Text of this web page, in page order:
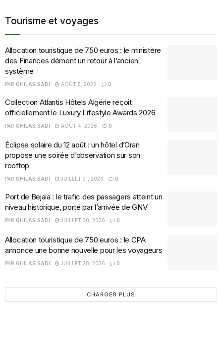
Tourisme et voyages
Allocation touristique de 750 euros : le ministère
des Finances dément un retour à l’ancien
système
PAR GHILAS SADI AOÛT 5, 2026 0
Collection Atlantis Hôtels Algérie reçoit
officiellement le Luxury Lifestyle Awards 2026
PAR GHILAS SADI AOÛT 4, 2026 0
Éclipse solaire du 12 août : un hôtel d’Oran
propose une soirée d’observation sur son
rooftop
PAR GHILAS SADI JUILLET 31, 2026 0
Port de Bejaia : le trafic des passagers atteint un
niveau historique, porté par l’arrivée de GNV
PAR GHILAS SADI JUILLET 28, 2026 0
Allocation touristique de 750 euros : le CPA
annonce une bonne nouvelle pour les voyageurs
PAR GHILAS SADI JUILLET 28, 2026 0
CHARGER PLUS